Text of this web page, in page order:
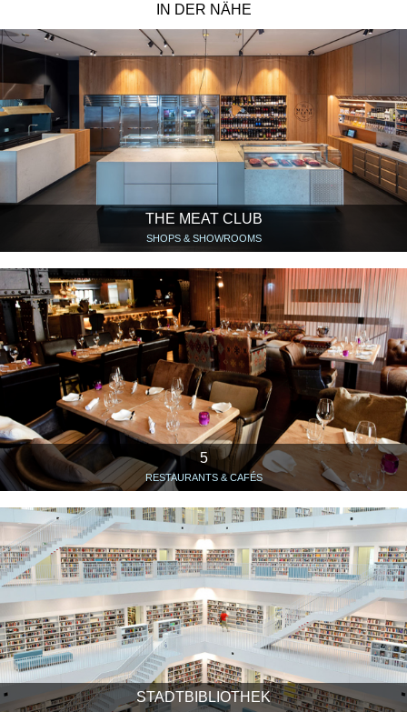
IN DER NÄHE
THE MEAT CLUB
SHOPS & SHOWROOMS
5
RESTAURANTS & CAFÉS
STADTBIBLIOTHEK